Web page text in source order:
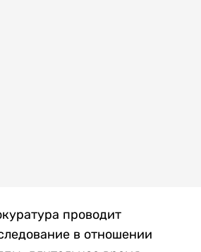
проводит
в отношении